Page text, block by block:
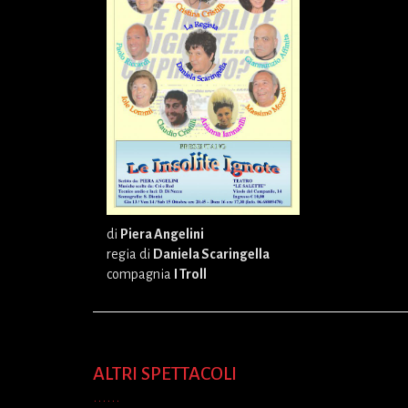
di Piera Angelini
regia di Daniela Scaringella
compagnia
I Troll
ALTRI SPETTACOLI